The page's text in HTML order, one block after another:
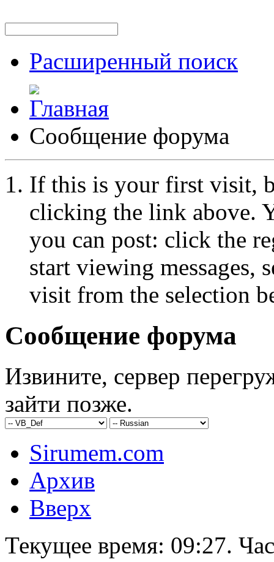
Расширенный поиск
Сообщение форума
If this is your first visit,
clicking the link above.
you can post: click the
start viewing messages,
visit from the selection
Сообщение форума
Извините, сервер
зайти позже.
Sirumem.com
Архив
Вверх
Текущее время: 09:27.